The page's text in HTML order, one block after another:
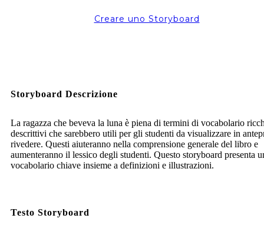
Creare uno Storyboard
Storyboard Descrizione
La ragazza che beveva la luna è piena di termini di vocabolario
descrittivi che sarebbero utili per gli studenti da visualizzare in
rivedere. Questi aiuteranno nella comprensione generale del libro e
aumenteranno il lessico degli studenti. Questo storyboard presenta
vocabolario chiave insieme a definizioni e illustrazioni.
Testo Storyboard